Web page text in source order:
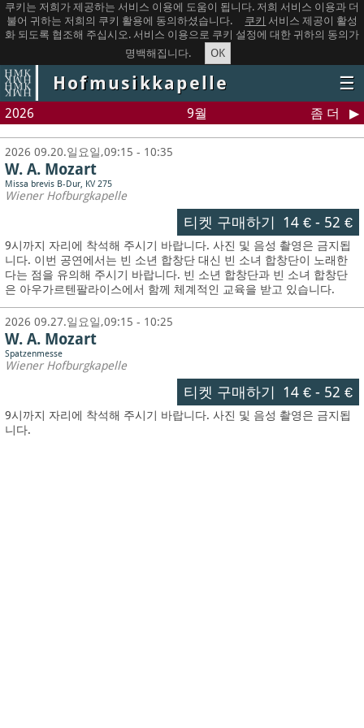
쿠키는 저희가 제공하는 서비스 이용에 도움이 됩니다. 저희 서비스 이용과 더
불어 귀하는 저희의 쿠키 활용에 동의하셨습니다.
쿠키 서비스 제공이 활성
화 되도록 협조해 주십시오. 서비스 이용으로 쿠키 설정에 대한 귀하의 동의가
명백해집니다.
OK
Hofmusikkapelle ☰
2026 9월 좀 더
2026 09.20.일요일,09:15 - 10:35
W. A. Mozart
Missa brevis B-Dur, KV 275
Wiener Hofburgkapelle
티켓 구매하기 14 €- 52 €
9시까지 자리에 착석해 주시기 바랍니다. 사진 및 음성 촬영은 금지됩
니다. 이번 공연에서는 빈 소년 합창단 대신 빈 소녀 합창단이 노래한
다는 점을 유의해 주시기 바랍니다. 빈 소년 합창단과 빈 소녀 합창단
은 아우가르텐팔라이스에서 함께 체계적인 교육을 받고 있습니다.
2026 09.27.일요일,09:15 - 10:25
W. A. Mozart
Spatzenmesse
Wiener Hofburgkapelle
티켓 구매하기 14 €- 52 €
9시까지 자리에 착석해 주시기 바랍니다. 사진 및 음성 촬영은 금지됩
니다.